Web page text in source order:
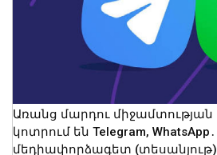
տղամարդու մարմին
08 Օգոստոս, 2026 23:15
Առանց մարդու միջամտության
կոտրում են Telegram, WhatsApp․
մեդիափորձագետ (տեսանյութ)